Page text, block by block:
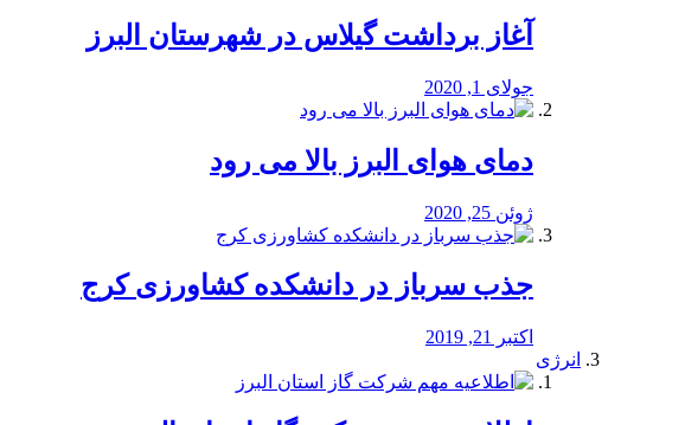
آغاز برداشت گیلاس در شهرستان البرز
جولای 1, 2020
دمای هوای البرز بالا می رود
ژوئن 25, 2020
جذب سرباز در دانشکده کشاورزی کرج
اکتبر 21, 2019
انرژی